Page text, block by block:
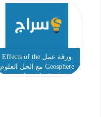
ورقة عمل Effects of the
Geosphere مع الحل العلوم